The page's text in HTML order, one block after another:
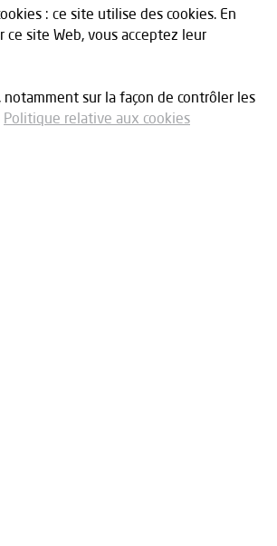
: ce site utilise des cookies. En
site Web, vous acceptez leur
notamment sur la façon de contrôler les
Politique relative aux cookies